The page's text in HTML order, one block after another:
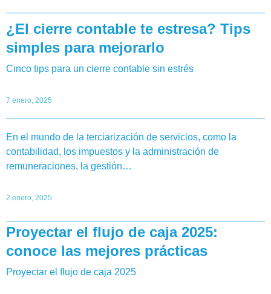
¿El cierre contable te estresa? Tips
simples para mejorarlo
Cinco tips para un cierre contable sin estrés
7 enero, 2025
En el mundo de la terciarización de servicios, como la
contabilidad, los impuestos y la administración de
remuneraciones, la gestión…
2 enero, 2025
Proyectar el flujo de caja 2025:
conoce las mejores prácticas
Proyectar el flujo de caja 2025